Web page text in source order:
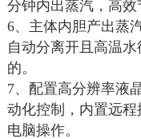
分钟内出蒸汽，高效
6、主体内胆产出蒸
自动分离开且高温
的。
7、配置高分辨率液
动化控制，内置远
电脑操作。